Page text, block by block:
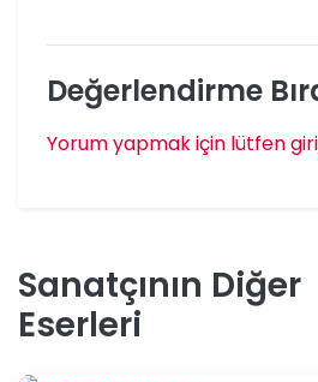
Değerlendirme
Yorum yapmak için lütfen
Sanatçının Diğer
Eserleri